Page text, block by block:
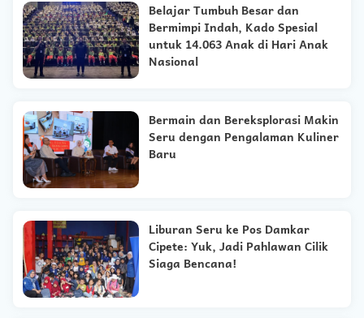
Belajar Tumbuh Besar dan
Bermimpi Indah, Kado Spesial
untuk 14.063 Anak di Hari Anak
Nasional
Bermain dan Bereksplorasi Makin
Seru dengan Pengalaman Kuliner
Baru
Liburan Seru ke Pos Damkar
Cipete: Yuk, Jadi Pahlawan Cilik
Siaga Bencana!